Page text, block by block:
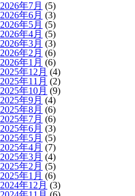
2026年7月 (5)
2026年6月 (3)
2026年5月 (5)
2026年4月 (5)
2026年3月 (3)
2026年2月 (6)
2026年1月 (6)
2025年12月 (4)
2025年11月 (2)
2025年10月 (9)
2025年9月 (4)
2025年8月 (6)
2025年7月 (6)
2025年6月 (3)
2025年5月 (5)
2025年4月 (7)
2025年3月 (4)
2025年2月 (5)
2025年1月 (6)
2024年12月 (3)